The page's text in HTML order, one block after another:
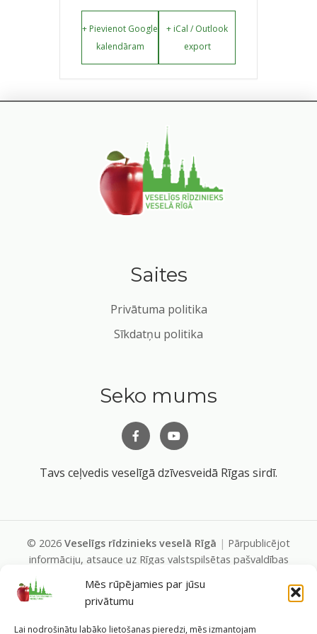
Mēs rūpējamies par jūsu
privātumu
Lai nodrošinātu labāko lietošanas pieredzi, mēs izmantojam
+ Pievienot Google
kalendāram
+ iCal / Outlook
export
Saites
Privātuma politika
Sīkdatņu politika
Seko mums
Tavs ceļvedis veselīgā dzīvesveidā Rīgas sirdī.
© 2026 Veselīgs rīdzinieks veselā Rīgā | Pārpublicējot
informāciju, atsauce uz Rīgas valstspilsētas pašvaldības
www.veseligsridzinieks.lvobligāta.
Pašvaldības portālu administrē Rīgas valstspilsētas
pašvaldības Labklājības departaments (Rīga, Baznīcas iela